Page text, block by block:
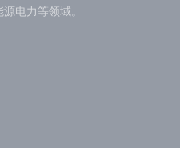
电力等领域。